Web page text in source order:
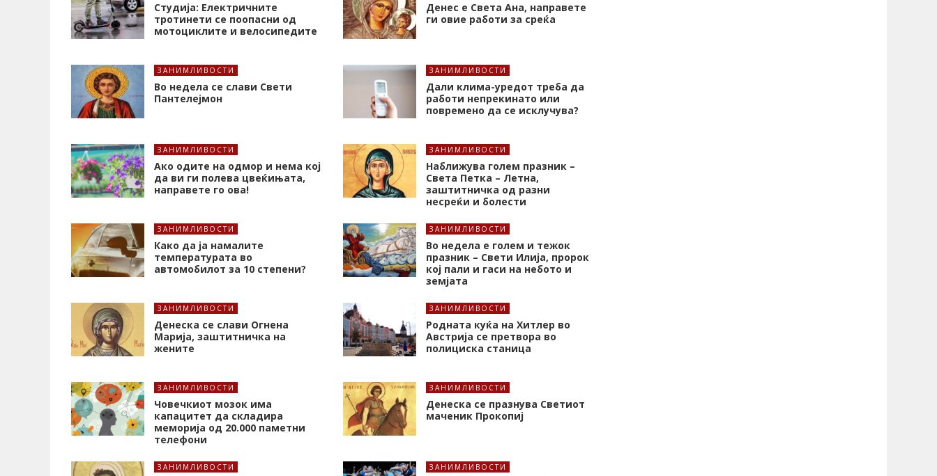
Студија: Електричните
тротинети се поопасни од
мотоциклите и велосипедите
Денес е Света Ана, направете
ги овие работи за среќа
ЗАНИМЛИВОСТИ
Во недела се слави Свети
Пантелејмон
ЗАНИМЛИВОСТИ
Дали клима-уредот треба да
работи непрекинато или
повремено да се исклучува?
ЗАНИМЛИВОСТИ
Ако одите на одмор и нема кој
да ви ги полева цвеќињата,
направете го ова!
ЗАНИМЛИВОСТИ
Наближува голем празник –
Света Петка – Летна,
заштитничка од разни
несреќи и болести
ЗАНИМЛИВОСТИ
Како да ја намалите
температурата во
автомобилот за 10 степени?
ЗАНИМЛИВОСТИ
Во недела е голем и тежок
празник – Свети Илија, пророк
кој пали и гаси на небото и
земјата
ЗАНИМЛИВОСТИ
Денеска се слави Огнена
Марија, заштитничка на
жените
ЗАНИМЛИВОСТИ
Родната куќа на Хитлер во
Австрија се претвора во
полициска станица
ЗАНИМЛИВОСТИ
Човечкиот мозок има
капацитет да складира
меморија од 20.000 паметни
телефони
ЗАНИМЛИВОСТИ
Денеска се празнува Светиот
маченик Прокопиј
ЗАНИМЛИВОСТИ ЗАНИМЛИВОСТИ